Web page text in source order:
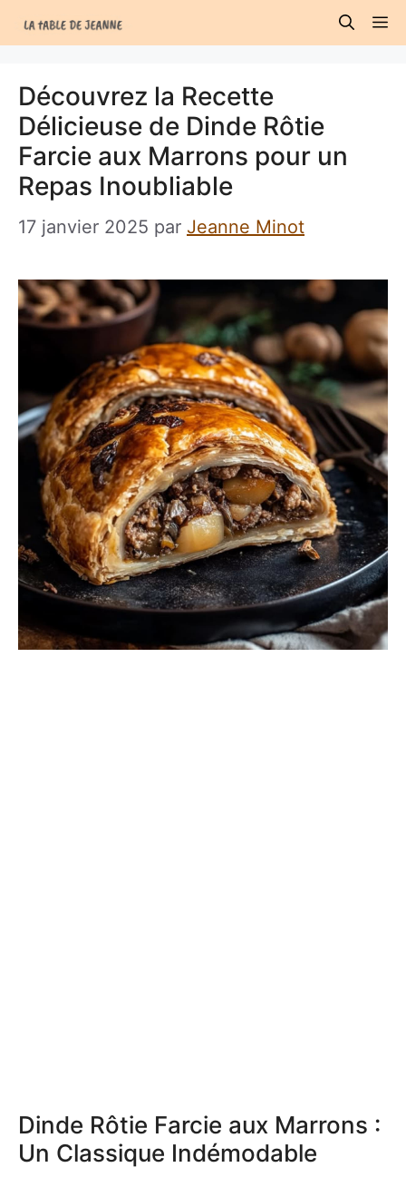
au
Découvrez la Recette
Délicieuse de Dinde Rôtie
Farcie aux Marrons pour un
Repas Inoubliable
17 janvier 2025 par Jeanne Minot
Dinde Rôtie Farcie aux Marrons :
Un Classique Indémodable